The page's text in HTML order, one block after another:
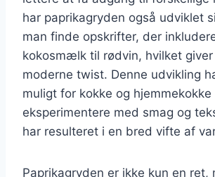
har paprikagryden også udviklet
man finde opskrifter, der
kokosmælk til rødvin, hvilket
moderne twist. Denne udvikling
muligt for kokke og hjemmekokke
eksperimentere med smag og
har resulteret i en bred vifte af
Paprikagryden er ikke kun en ret,